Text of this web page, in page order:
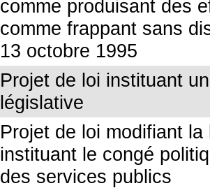
comme produisant des
comme frappant sans
13 octobre 1995
Projet de loi instituant
législative
Projet de loi modifiant
instituant le congé
des services publics